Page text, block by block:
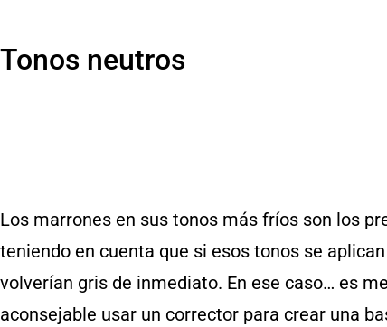
Tonos neutros
Los marrones en sus tonos más fríos son los
teniendo en cuenta que si esos tonos se
volverían gris de inmediato. En ese caso… es
aconsejable usar un corrector para crear una